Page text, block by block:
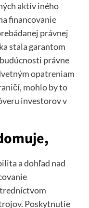
aktív iného
financovanie
právnej
stala garantom
právne
opatreniam
mohlo by to
investorov v
a dohľad nad
Poskytnutie